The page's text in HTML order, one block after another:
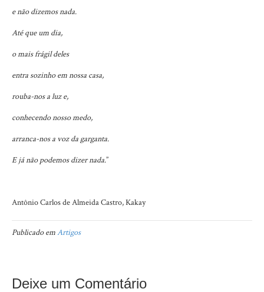
e não dizemos nada.
Até que um dia,
o mais frágil deles
entra sozinho em nossa casa,
rouba-nos a luz e,
conhecendo nosso medo,
arranca-nos a voz da garganta.
E já não podemos dizer nada.”
Antônio Carlos de Almeida Castro, Kakay
Publicado emArtigos
Deixe um Comentário